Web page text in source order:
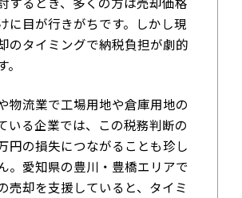
に目が行きがちです。しかし現
のタイミングで納税負担が劇的
物流業で工場用地や倉庫用地の
いる企業では、この税務判断の
円の損失につながることも珍し
。愛知県の豊川・豊橋エリアで
売却を支援していると、タイミ